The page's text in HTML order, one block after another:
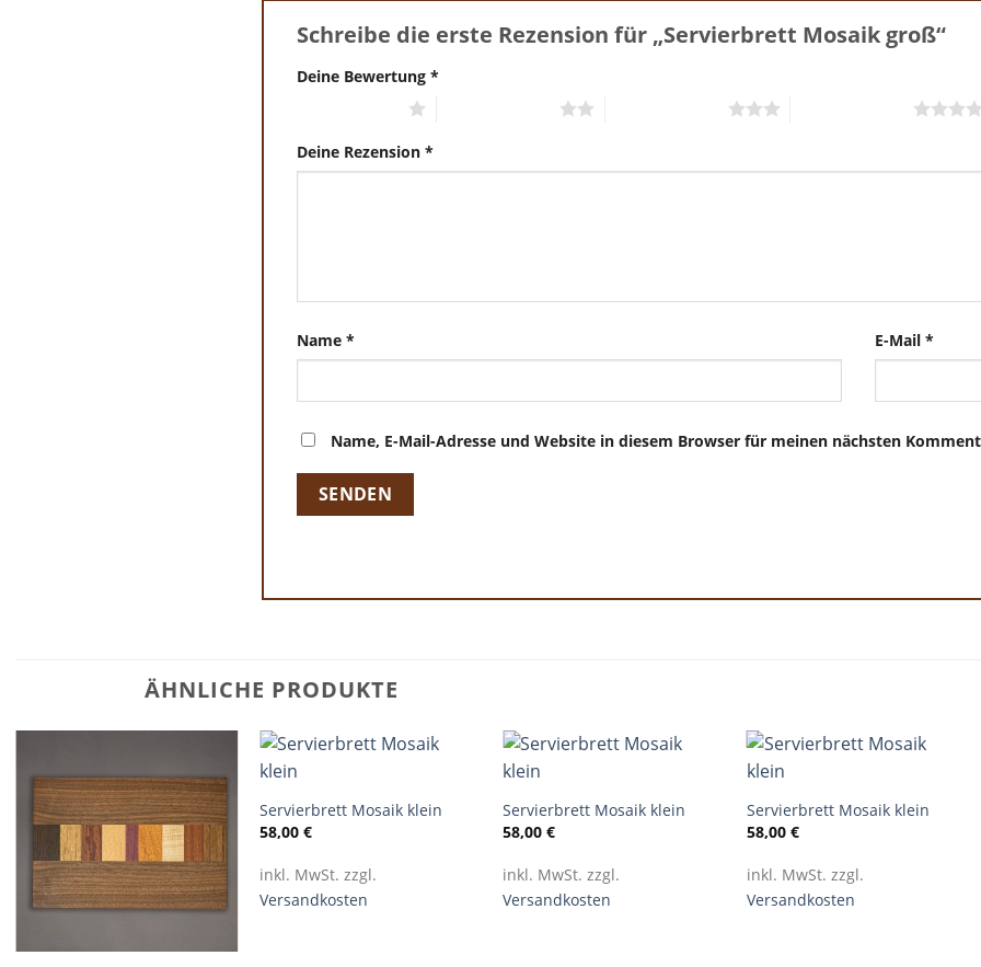
Schreibe die erste Rezension für „Servierbrett Mosaik groß“
Deine Bewertung *
Deine Rezension *
Name * E-Mail *
Name, E-Mail-Adresse und Website in diesem Browser für meinen nächsten
ÄHNLICHE PRODUKTE
Servierbrett Mosaik klein
58,00€
inkl. MwSt. zzgl.
Versandkosten
Servierbrett Mosaik klein
58,00€
inkl. MwSt. zzgl.
Versandkosten
+
Servierbrett Mosaik klein
58,00 €
inkl. MwSt. zzgl.
Versandkosten